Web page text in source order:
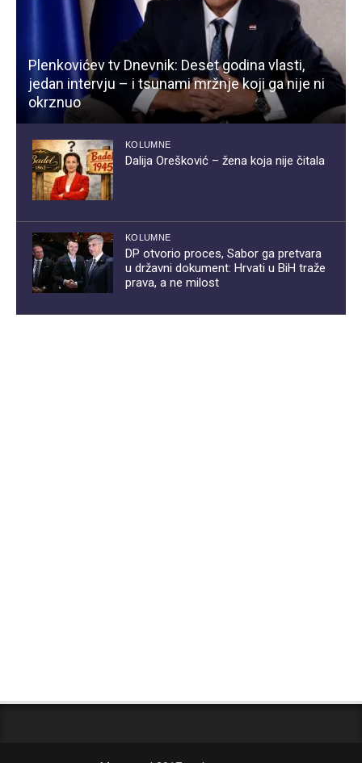
Plenkovićev tv Dnevnik: Deset godina vlasti,
jedan intervju – i tsunami mržnje koji ga nije ni
okrznuo
KOLUMNE
Dalija Orešković – žena koja nije čitala
KOLUMNE
DP otvorio proces, Sabor ga pretvara
u državni dokument: Hrvati u BiH traže
prava, a ne milost